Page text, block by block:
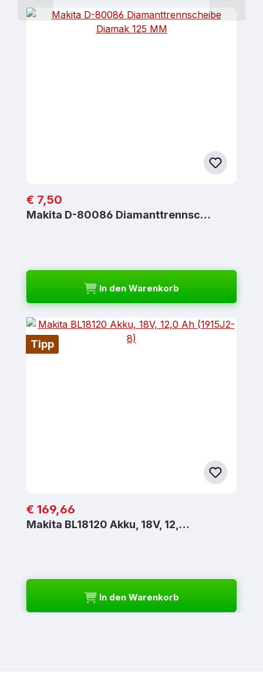
Regulärer Preis:
€ 7,50
Makita D-80086 Diamanttrennsc…
In den Warenkorb
Tipp
Regulärer Preis:
€ 169,66
Makita BL18120 Akku, 18V, 12,…
In den Warenkorb